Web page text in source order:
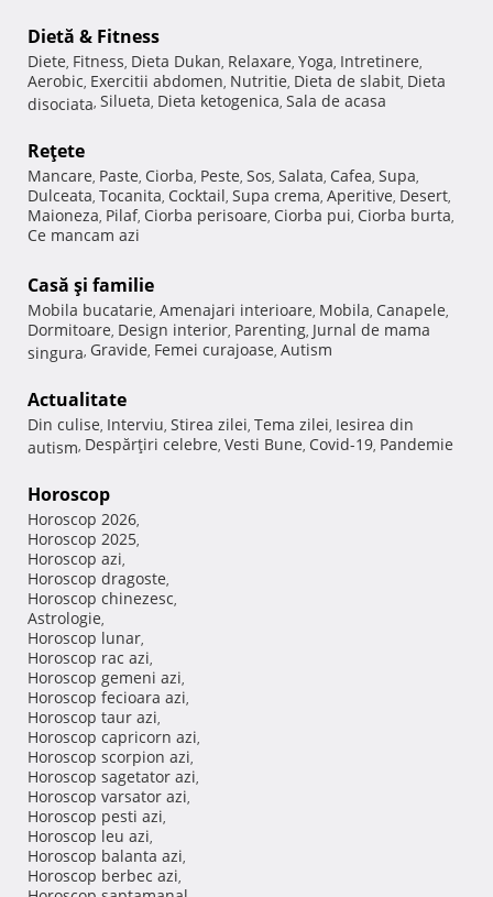
Dietă & Fitness
Diete, Fitness, Dieta Dukan, Relaxare, Yoga, Intretinere,
Aerobic, Exercitii abdomen, Nutritie, Dieta de slabit, Dieta
disociata, Silueta, Dieta ketogenica, Sala de acasa
Reţete
Mancare, Paste, Ciorba, Peste, Sos, Salata, Cafea, Supa,
Dulceata, Tocanita, Cocktail, Supa crema, Aperitive, Desert,
Maioneza, Pilaf, Ciorba perisoare, Ciorba pui, Ciorba burta,
Ce mancam azi
Casă şi familie
Mobila bucatarie, Amenajari interioare, Mobila, Canapele,
Dormitoare, Design interior, Parenting, Jurnal de mama
singura, Gravide, Femei curajoase, Autism
Actualitate
Din culise, Interviu, Stirea zilei, Tema zilei, Iesirea din
autism, Despărţiri celebre, Vesti Bune, Covid-19, Pandemie
Horoscop
Horoscop 2026,
Horoscop 2025,
Horoscop azi,
Horoscop dragoste,
Horoscop chinezesc,
Astrologie,
Horoscop lunar,
Horoscop rac azi,
Horoscop gemeni azi,
Horoscop fecioara azi,
Horoscop taur azi,
Horoscop capricorn azi,
Horoscop scorpion azi,
Horoscop sagetator azi,
Horoscop varsator azi,
Horoscop pesti azi,
Horoscop leu azi,
Horoscop balanta azi,
Horoscop berbec azi,